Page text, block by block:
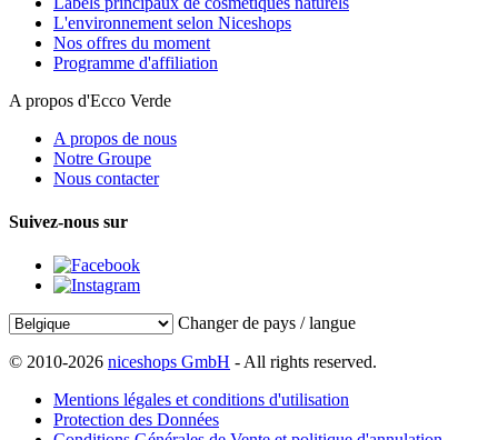
L'environnement selon Niceshops
Nos offres du moment
Programme d'affiliation
A propos d'Ecco Verde
A propos de nous
Notre Groupe
Nous contacter
Suivez-nous sur
Changer de pays / langue
© 2010-2026 niceshops GmbH - All rights reserved.
Mentions légales et conditions d'utilisation
Protection des Données